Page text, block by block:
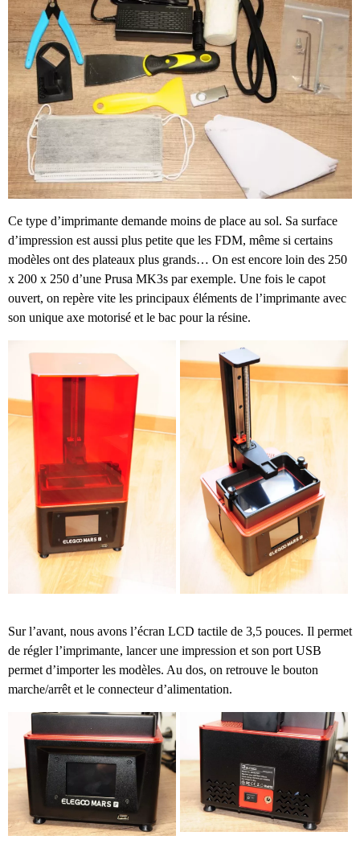
Ce type d’imprimante demande moins de place au sol. Sa surface
d’impression est aussi plus petite que les FDM, même si certains
modèles ont des plateaux plus grands… On est encore loin des 250
x 200 x 250 d’une Prusa MK3s par exemple. Une fois le capot
ouvert, on repère vite les principaux éléments de l’imprimante avec
son unique axe motorisé et le bac pour la résine.
Sur l’avant, nous avons l’écran LCD tactile de 3,5 pouces. Il permet
de régler l’imprimante, lancer une impression et son port USB
permet d’importer les modèles. Au dos, on retrouve le bouton
marche/arrêt et le connecteur d’alimentation.